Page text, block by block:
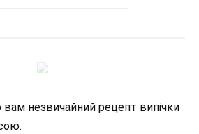
незвичайний рецепт випічки